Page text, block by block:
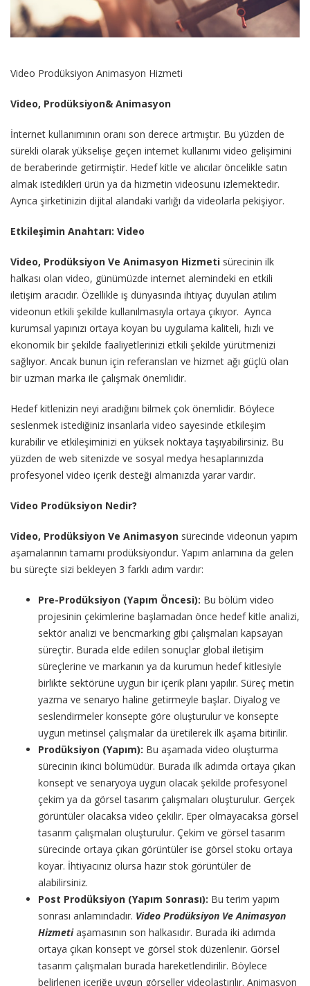
Video Prodüksiyon Animasyon Hizmeti
Video, Prodüksiyon& Animasyon
İnternet kullanımının oranı son derece artmıştır. Bu yüzden de
sürekli olarak yükselişe geçen internet kullanımı video gelişimini
de beraberinde getirmiştir. Hedef kitle ve alıcılar öncelikle satın
almak istedikleri ürün ya da hizmetin videosunu izlemektedir.
Ayrıca şirketinizin dijital alandaki varlığı da videolarla pekişiyor.
Etkileşimin Anahtarı: Video
Video, Prodüksiyon Ve Animasyon Hizmeti sürecinin ilk
halkası olan video, günümüzde internet alemindeki en etkili
iletişim aracıdır. Özellikle iş dünyasında ihtiyaç duyulan atılım
videonun etkili şekilde kullanılmasıyla ortaya çıkıyor. Ayrıca
kurumsal yapınızı ortaya koyan bu uygulama kaliteli, hızlı ve
ekonomik bir şekilde faaliyetlerinizi etkili şekilde yürütmenizi
sağlıyor. Ancak bunun için referansları ve hizmet ağı güçlü olan
bir uzman marka ile çalışmak önemlidir.
Hedef kitlenizin neyi aradığını bilmek çok önemlidir. Böylece
seslenmek istediğiniz insanlarla video sayesinde etkileşim
kurabilir ve etkileşiminizi en yüksek noktaya taşıyabilirsiniz. Bu
yüzden de web sitenizde ve sosyal medya hesaplarınızda
profesyonel video içerik desteği almanızda yarar vardır.
Video Prodüksiyon Nedir?
Video, Prodüksiyon Ve Animasyon sürecinde videonun yapım
aşamalarının tamamı prodüksiyondur. Yapım anlamına da gelen
bu süreçte sizi bekleyen 3 farklı adım vardır:
Pre-Prodüksiyon (Yapım Öncesi): Bu bölüm video
projesinin çekimlerine başlamadan önce hedef kitle analizi,
sektör analizi ve bencmarking gibi çalışmaları kapsayan
süreçtir. Burada elde edilen sonuçlar global iletişim
süreçlerine ve markanın ya da kurumun hedef kitlesiyle
birlikte sektörüne uygun bir içerik planı yapılır. Süreç metin
yazma ve senaryo haline getirmeyle başlar. Diyalog ve
seslendirmeler konsepte göre oluşturulur ve konsepte
uygun metinsel çalışmalar da üretilerek ilk aşama bitirilir.
Prodüksiyon (Yapım): Bu aşamada video oluşturma
sürecinin ikinci bölümüdür. Burada ilk adımda ortaya çıkan
konsept ve senaryoya uygun olacak şekilde profesyonel
çekim ya da görsel tasarım çalışmaları oluşturulur. Gerçek
görüntüler olacaksa video çekilir. Eper olmayacaksa görsel
tasarım çalışmaları oluşturulur. Çekim ve görsel tasarım
sürecinde ortaya çıkan görüntüler ise görsel stoku ortaya
koyar. İhtiyacınız olursa hazır stok görüntüler de
alabilirsiniz.
Post Prodüksiyon (Yapım Sonrası): Bu terim yapım
sonrası anlamındadır. Video Prodüksiyon Ve Animasyon
Hizmetiaşamasının son halkasıdır. Burada iki adımda
ortaya çıkan konsept ve görsel stok düzenlenir. Görsel
tasarım çalışmaları burada hareketlendirilir. Böylece
belirlenen içeriğe uygun görseller videolaştırılır. Animasyon